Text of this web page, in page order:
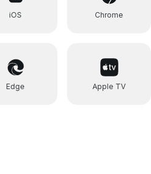
iOS Chrome
Edge Apple TV